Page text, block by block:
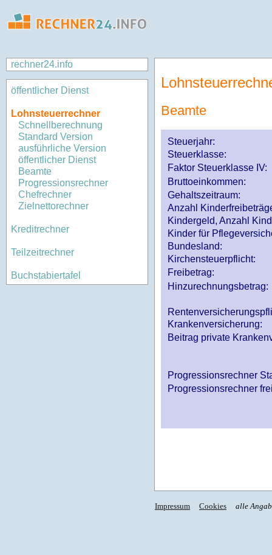
rechner24.info
öffentlicher Dienst
Lohnsteuerrechner
Schnellberechnung
Standard Version
ausführliche Version
öffentlicher Dienst
Beamte
Progressionsrechner
Chefrechner
Zielnettorechner
Kreditrechner
Teilzeitrechner
Buchstabiertafel
Beamte
Steuerjahr:
Steuerklasse:
Faktor Steuerklasse IV:
Bruttoeinkommen:
Gehaltszeitraum:
Anzahl
Kindergeld, Anzahl
Kinder für
Bundesland:
Kirchensteuerpflicht:
Freibetrag:
Hinzurechnungsbetrag:
Krankenversicherung:
Beitrag private
Progressionsrechner
Progressionsrechner
Impressum Cookies alle